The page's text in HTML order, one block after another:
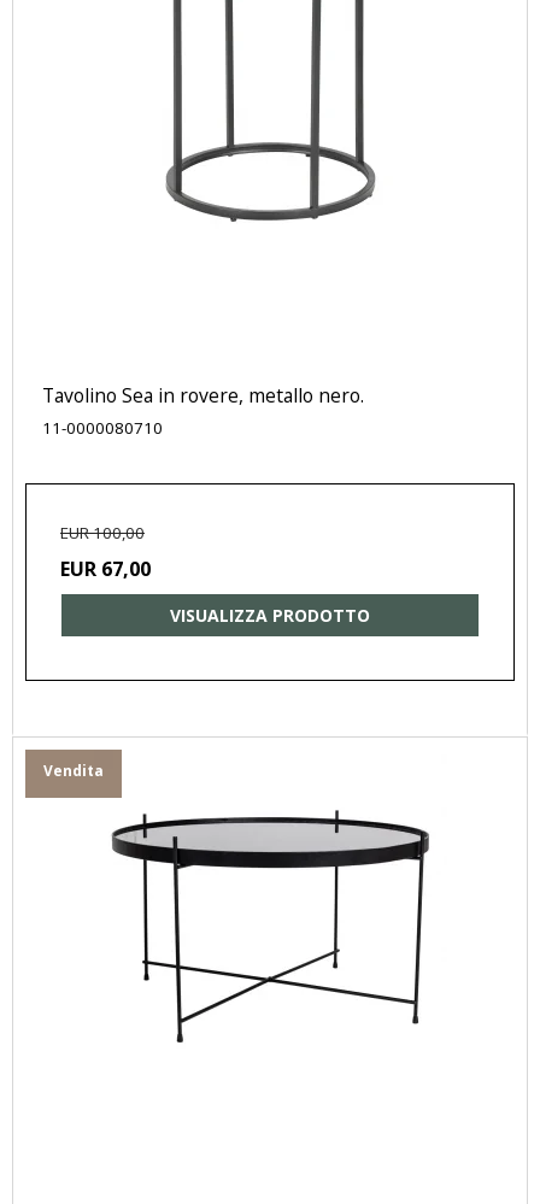
Tavolino Sea in rovere, metallo nero.
11-0000080710
EUR 100,00
EUR 67,00
VISUALIZZA PRODOTTO
Vendita